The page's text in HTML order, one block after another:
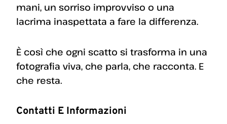
mani, un sorriso improvviso o una
lacrima inaspettata a fare la differenza.
È così che ogni scatto si trasforma in una
fotografia viva, che parla, che racconta. E
che resta.
Contatti E Informazioni